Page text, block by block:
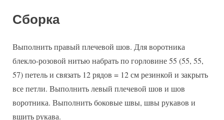
Сборка
Выполнить правый плечевой шов. Для воротника
блекло-розовой нитью набрать по горловине 55 (55, 55,
57) петель и связать 12 рядов = 12 см резинкой и закрыть
все петли. Выполнить левый плечевой шов и шов
воротника. Выполнить боковые швы, швы рукавов и
вшить рукава.